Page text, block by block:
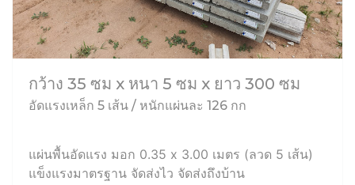
กว้าง 35 ซม x หนา 5 ซม x ยาว 300 ซม
อัดแรงเหล็ก 5 เส้น / หนักแผ่นละ 126 กก
แผ่นพื้นอัดแรง มอก 0.35 x 3.00 เมตร (ลวด 5 เส้น)
แข็งแรงมาตรฐาน จัดส่งไว จัดส่งถึงบ้าน